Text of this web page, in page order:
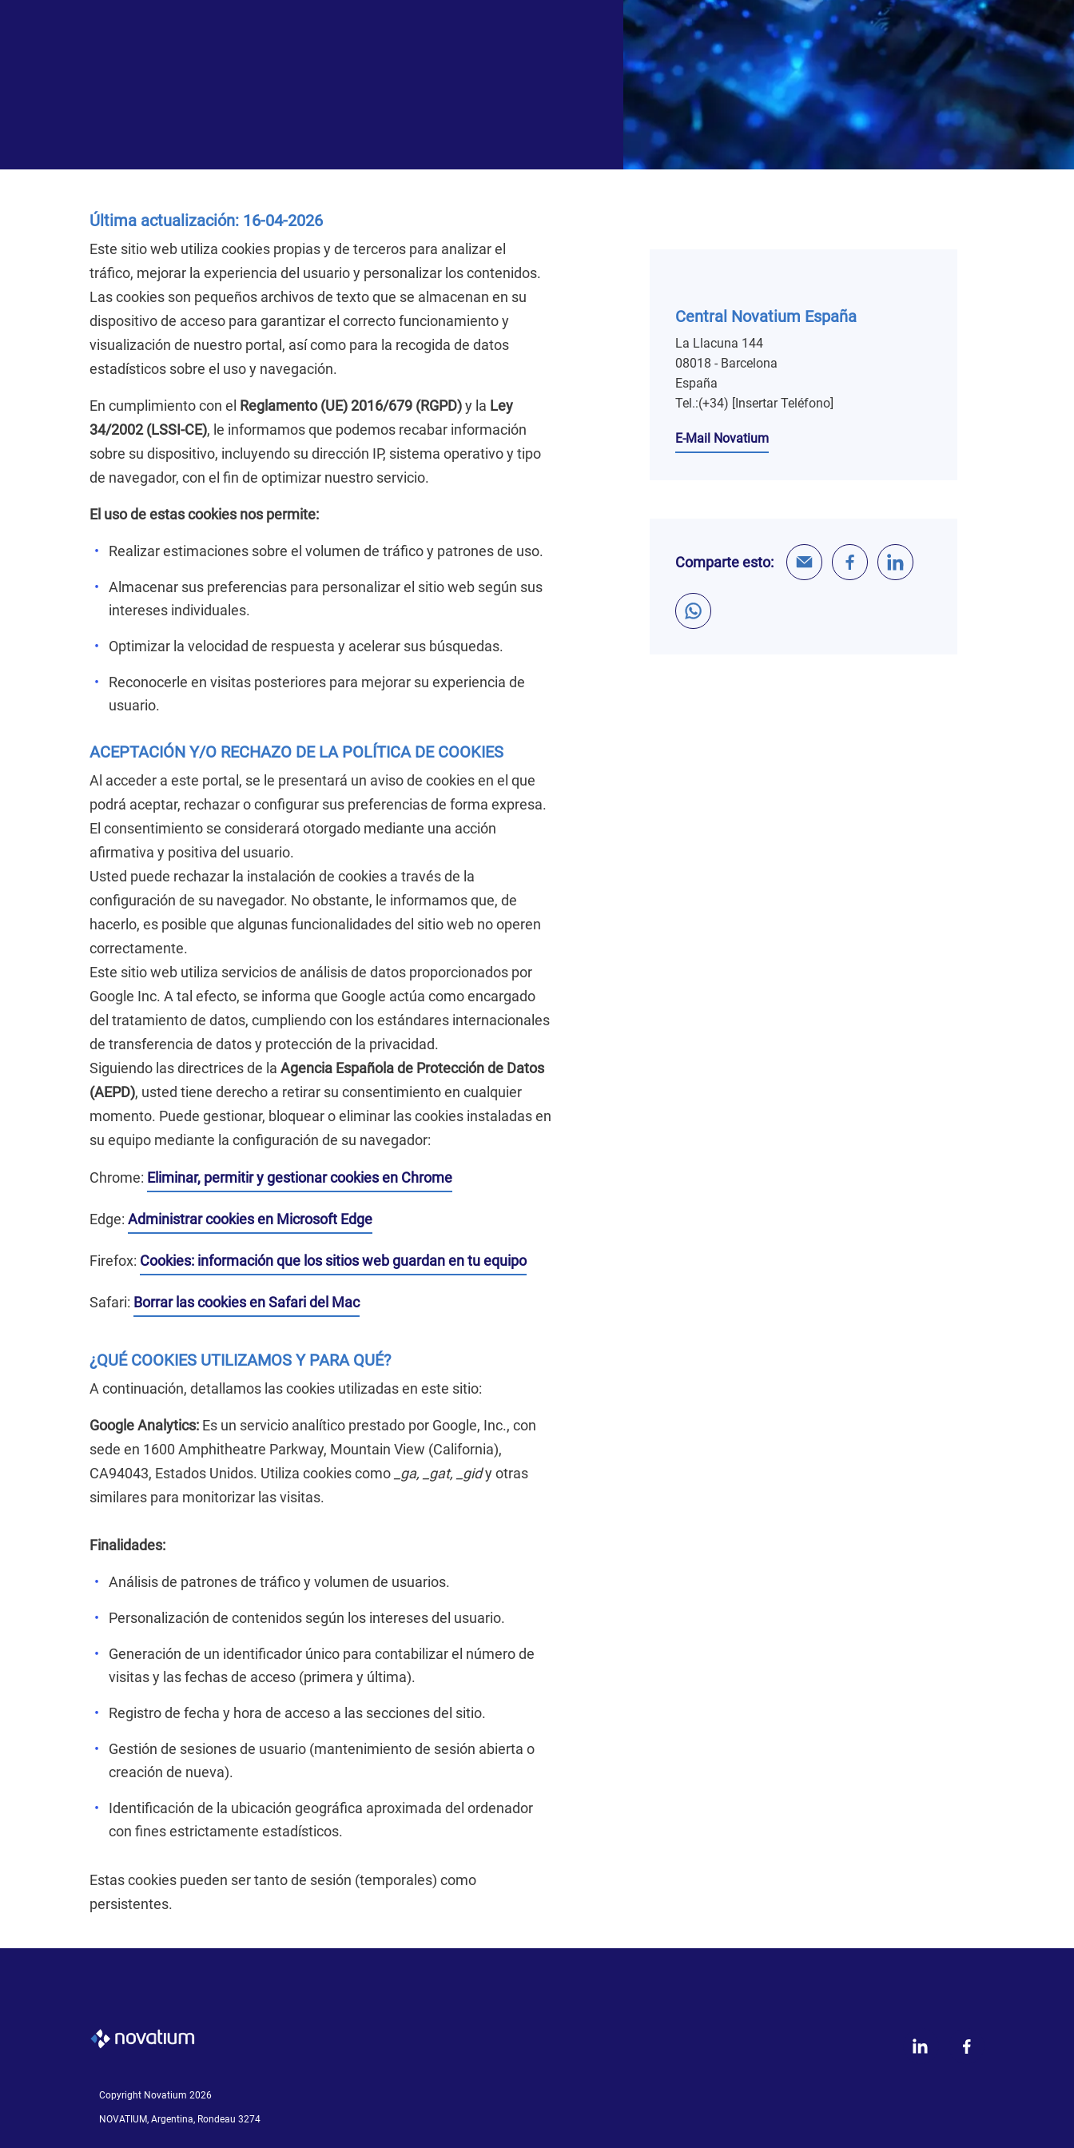
Última actualización: 16-04-2026
Este sitio web utiliza cookies propias y de terceros para analizar el
tráfico, mejorar la experiencia del usuario y personalizar los contenidos.
Las cookies son pequeños archivos de texto que se almacenan en su
dispositivo de acceso para garantizar el correcto funcionamiento y
visualización de nuestro portal, así como para la recogida de datos
estadísticos sobre el uso y navegación.
En cumplimiento con el Reglamento (UE) 2016/679 (RGPD)y la Ley
34/2002 (LSSI-CE), le informamos que podemos recabar información
sobre su dispositivo, incluyendo su dirección IP, sistema operativo y tipo
de navegador, con el fin de optimizar nuestro servicio.
El uso de estas cookies nos permite:
Realizar estimaciones sobre el volumen de tráfico y patrones de uso.
Almacenar sus preferencias para personalizar el sitio web según sus
intereses individuales.
Optimizar la velocidad de respuesta y acelerar sus búsquedas.
Reconocerle en visitas posteriores para mejorar su experiencia de
usuario.
ACEPTACIÓN Y/O RECHAZO DE LA POLÍTICA DE COOKIES
Al acceder a este portal, se le presentará un aviso de cookies en el que
podrá aceptar, rechazar o configurar sus preferencias de forma expresa.
El consentimiento se considerará otorgado mediante una acción
afirmativa y positiva del usuario.
Usted puede rechazar la instalación de cookies a través de la
configuración de su navegador. No obstante, le informamos que, de
hacerlo, es posible que algunas funcionalidades del sitio web no operen
correctamente.
Este sitio web utiliza servicios de análisis de datos proporcionados por
Google Inc. A tal efecto, se informa que Google actúa como encargado
del tratamiento de datos, cumpliendo con los estándares internacionales
de transferencia de datos y protección de la privacidad.
Siguiendo las directrices de la Agencia Española de Protección de Datos
(AEPD), usted tiene derecho a retirar su consentimiento en cualquier
momento. Puede gestionar, bloquear o eliminar las cookies instaladas en
su equipo mediante la configuración de su navegador:
Chrome: Eliminar, permitir y gestionar cookies en Chrome
Edge: Administrar cookies en Microsoft Edge
Firefox: Cookies: información que los sitios web guardan en tu equipo
Safari: Borrar las cookies en Safari del Mac
¿QUÉ COOKIES UTILIZAMOS Y PARA QUÉ?
A continuación, detallamos las cookies utilizadas en este sitio:
Google Analytics:Es un servicio analítico prestado por Google, Inc., con
sede en 1600 Amphitheatre Parkway, Mountain View (California),
CA94043, Estados Unidos. Utiliza cookies como
_ga, _gat, _gidy otras
similares para monitorizar las visitas.
Finalidades:
Análisis de patrones de tráfico y volumen de usuarios.
Personalización de contenidos según los intereses del usuario.
Generación de un identificador único para contabilizar el número de
visitas y las fechas de acceso (primera y última).
Registro de fecha y hora de acceso a las secciones del sitio.
Gestión de sesiones de usuario (mantenimiento de sesión abierta o
creación de nueva).
Identificación de la ubicación geográfica aproximada del ordenador
con fines estrictamente estadísticos.
Estas cookies pueden ser tanto de sesión (temporales) como
persistentes.
Central Novatium España
La Llacuna 144
08018 - Barcelona
España
Tel.:(+34) [Insertar Teléfono]
E-Mail Novatium
Comparte esto:
Copyright Novatium 2026
NOVATIUM, Argentina, Rondeau 3274